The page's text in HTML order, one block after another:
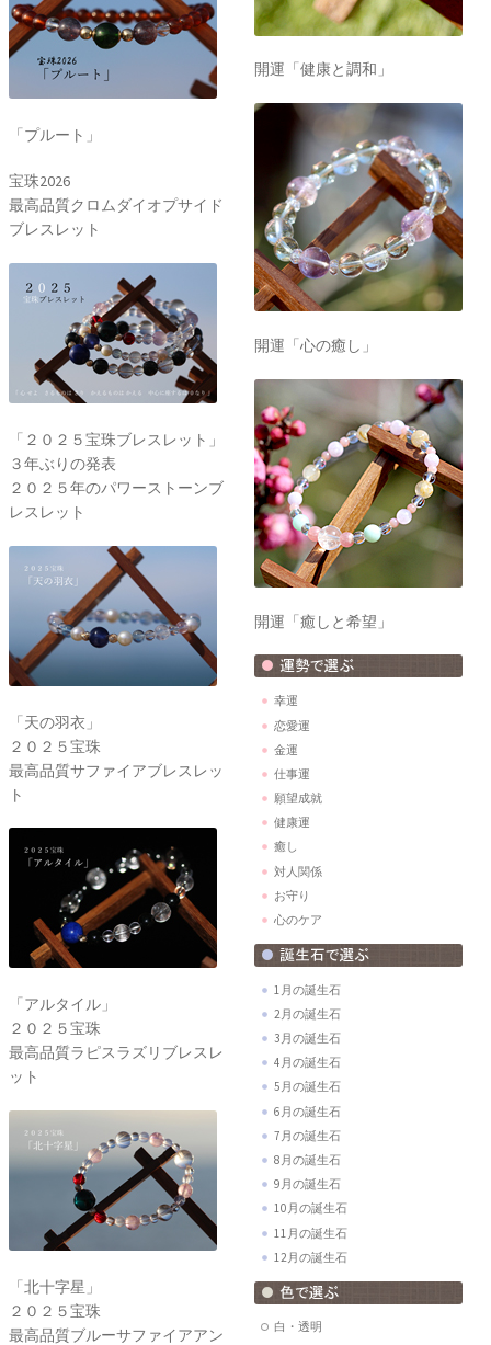
「プルート」
宝珠2026
最高品質クロムダイオプサイド
ブレスレット
「２０２５宝珠ブレスレット」
３年ぶりの発表
２０２５年のパワーストーンブ
レスレット
「天の羽衣」
２０２５宝珠
最高品質サファイアブレスレッ
ト
「アルタイル」
２０２５宝珠
最高品質ラピスラズリブレスレ
ット
「北十字星」
２０２５宝珠
最高品質ブルーサファイアアン
開運「健康と調和」
開運「心の癒し」
開運「癒しと希望」
幸運
恋愛運
金運
仕事運
願望成就
健康運
癒し
対人関係
お守り
心のケア
1月の誕生石
2月の誕生石
3月の誕生石
4月の誕生石
5月の誕生石
6月の誕生石
7月の誕生石
8月の誕生石
9月の誕生石
10月の誕生石
11月の誕生石
12月の誕生石
白・透明